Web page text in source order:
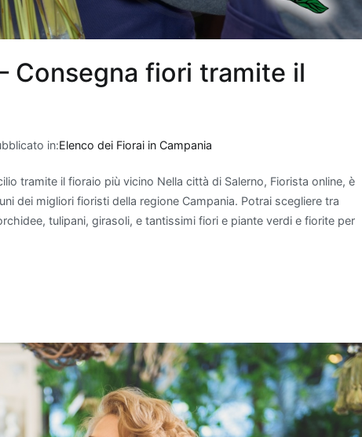
Consegna fiori tramite il
in:Elenco dei Fiorai in Campania
tramite il fioraio più vicino Nella città di Salerno, Fiorista online, è
dei migliori fioristi della regione Campania. Potrai scegliere tra
tulipani, girasoli, e tantissimi fiori e piante verdi e fiorite per